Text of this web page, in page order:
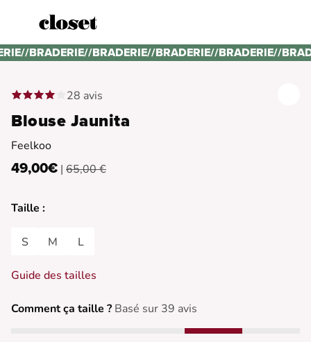
//BRADERIE//BRADERIE//BRADERIE//BRADERIE//
28 avis
Blouse Jaunita
Feelkoo
49,00€ | 65,00 €
Taille :
S M L
Guide des tailles
Comment ça taille ? Basé sur 39 avis